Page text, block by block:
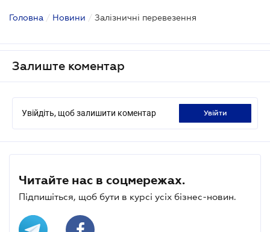
Головна / Новини / Залізничні перевезення
Залиште коментар
Увійдіть, щоб залишити коментар увійти
Читайте нас в соцмережах.
Підпишіться, щоб бути в курсі усіх бізнес-новин.